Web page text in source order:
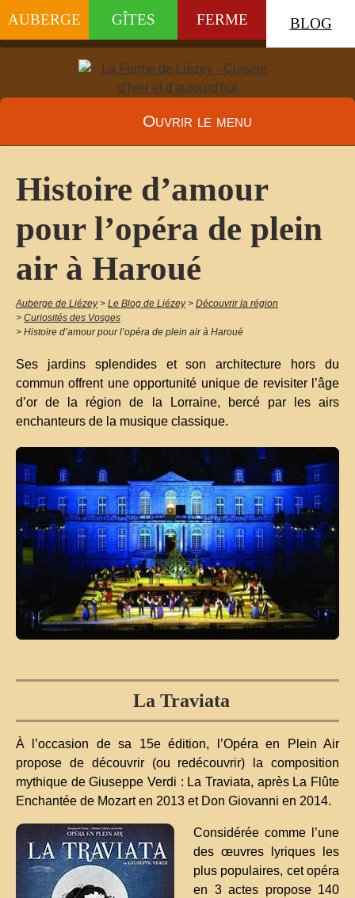
AUBERGE GÎTES FERME BLOG
Ouvrir le menu
Histoire d’amour
pour l’opéra de plein
air à Haroué
Auberge de Liézey > Le Blog de Liézey > Découvrir la région
> Curiosités des Vosges
> Histoire d’amour pour l’opéra de plein air à Haroué
Ses jardins splendides et son architecture hors du
commun offrent une opportunité unique de revisiter l’âge
d’or de la région de la Lorraine, bercé par les airs
enchanteurs de la musique classique.
La Traviata
À l’occasion de sa 15e édition, l’Opéra en Plein Air
propose de découvrir (ou redécouvrir) la composition
mythique de Giuseppe Verdi : La Traviata, après La Flûte
Enchantée de Mozart en 2013 et Don Giovanni en 2014.
Considérée comme l’une
des œuvres lyriques les
plus populaires, cet opéra
en 3 actes propose 140